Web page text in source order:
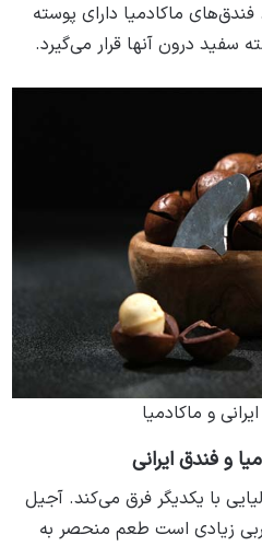
ماکادمیا دارای پوسته
درون آنها قرار می‌گیرد.
و ماکادمیا
با یکدیگر فرق می‌کند. آجیل
زیادی است طعم منحصر به